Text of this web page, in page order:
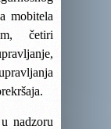
mobitela
četiri
nadzoru